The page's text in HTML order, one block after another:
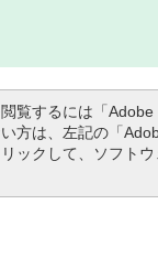
覧するには「
方は、左記の「
ックして、ソフト